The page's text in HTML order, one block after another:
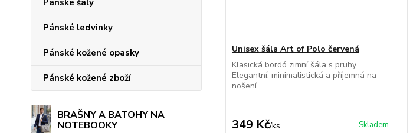
Pánské šály
Pánské ledvinky
Pánské kožené opasky
Pánské kožené zboží
BRAŠNY A BATOHY NA
NOTEBOOKY
Unisex šála Art of Polo červená
Klasická bordó zimní šála s pruhy.
Elegantní, minimalistická a příjemná na
nošení.
349 Kč/ks Skladem